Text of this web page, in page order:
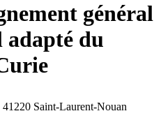
général
adapté du
41220 Saint-Laurent-Nouan